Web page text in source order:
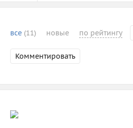
все (11) новые по рейтингу
Комментировать